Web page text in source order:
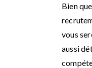
Bien
vous
aussi